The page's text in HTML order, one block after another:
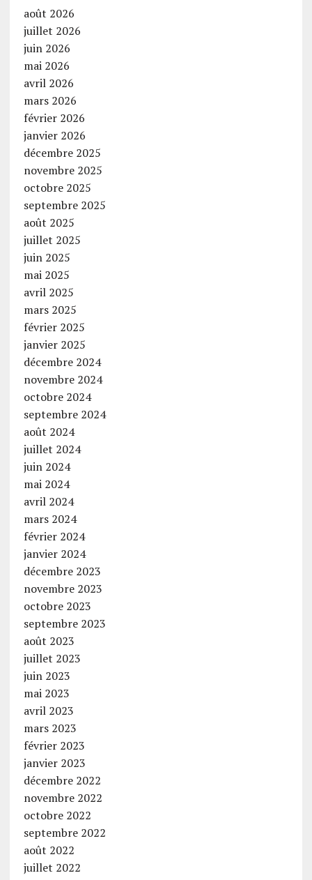
août 2026
juillet 2026
juin 2026
mai 2026
avril 2026
mars 2026
février 2026
janvier 2026
décembre 2025
novembre 2025
octobre 2025
septembre 2025
août 2025
juillet 2025
juin 2025
mai 2025
avril 2025
mars 2025
février 2025
janvier 2025
décembre 2024
novembre 2024
octobre 2024
septembre 2024
août 2024
juillet 2024
juin 2024
mai 2024
avril 2024
mars 2024
février 2024
janvier 2024
décembre 2023
novembre 2023
octobre 2023
septembre 2023
août 2023
juillet 2023
juin 2023
mai 2023
avril 2023
mars 2023
février 2023
janvier 2023
décembre 2022
novembre 2022
octobre 2022
septembre 2022
août 2022
juillet 2022